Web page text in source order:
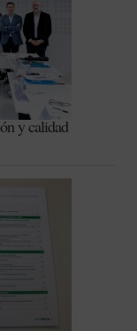
y calidad